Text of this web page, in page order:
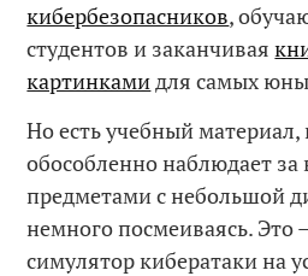
кибербезопасников,
студентов и заканчивая
картинкамидля самых
Но есть учебный
обособленно наблюдает
предметами с небольшой
немного посмеиваясь. Это
симулятор кибератаки на